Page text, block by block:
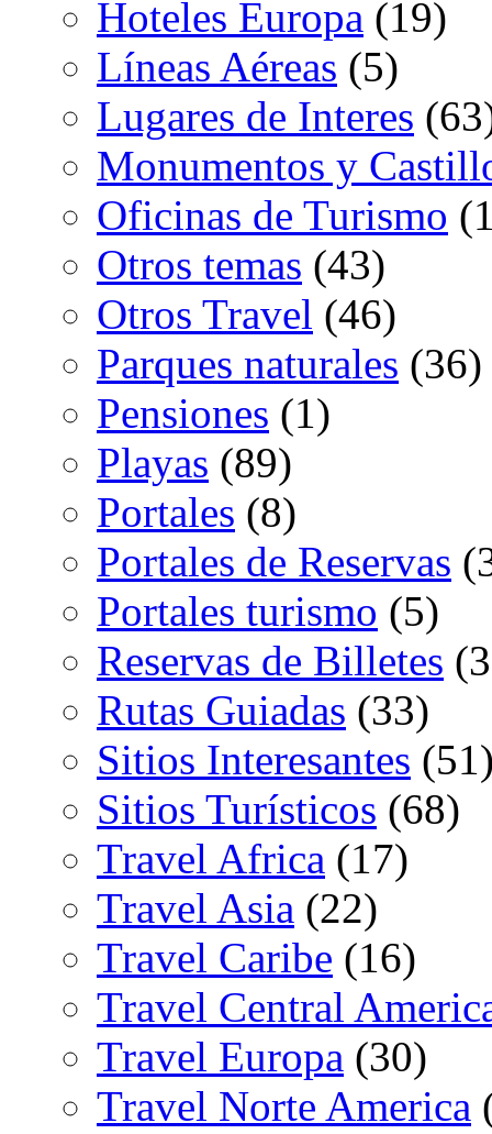
Hoteles Europa (19)
Líneas Aéreas (5)
Lugares de Interes
Monumentos y
Oficinas de Turismo
Otros temas (43)
Otros Travel (46)
Parques naturales (36)
Pensiones (1)
Playas (89)
Portales (8)
Portales de Reservas
Portales turismo (5)
Reservas de Billetes
Rutas Guiadas (33)
Sitios Interesantes
Sitios Turísticos (68)
Travel Africa (17)
Travel Asia (22)
Travel Caribe (16)
Travel Central
Travel Europa (30)
Travel Norte America